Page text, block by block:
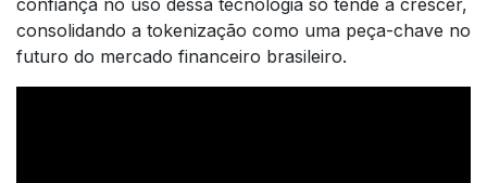
confiança no uso dessa tecnologia só tende a crescer,
consolidando a tokenização como uma peça-chave no
futuro do mercado financeiro brasileiro.